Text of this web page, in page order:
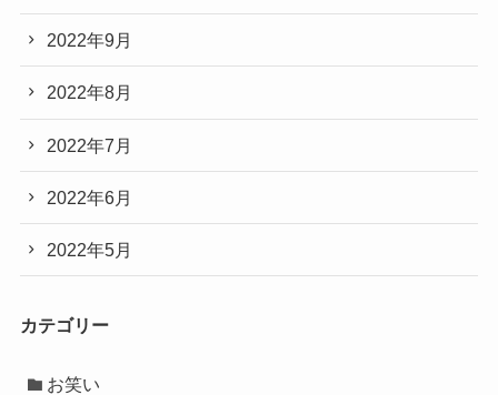
2022年9月
2022年8月
2022年7月
2022年6月
2022年5月
カテゴリー
お笑い